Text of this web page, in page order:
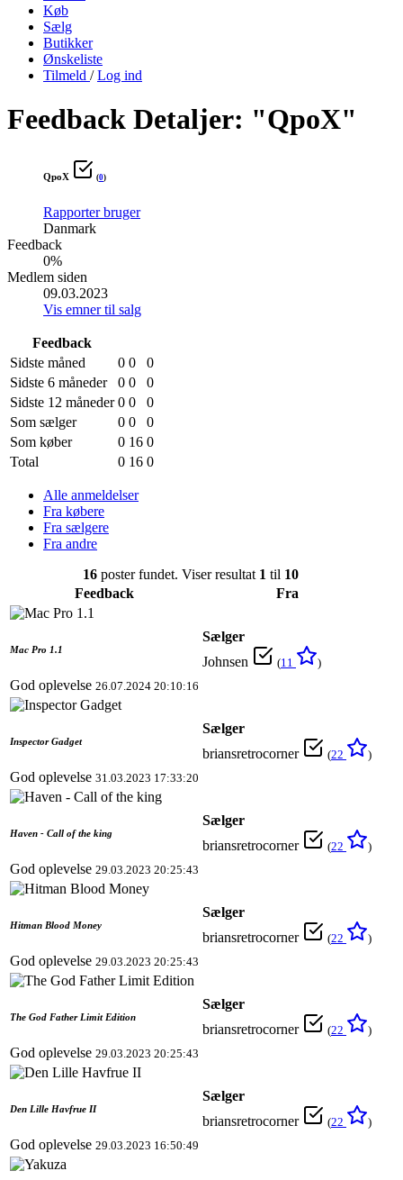
Køb
Sælg
Butikker
Ønskeliste
Tilmeld /Log ind
Feedback Detaljer: "QpoX"
QpoX (0)
Rapporter bruger
Danmark
Feedback
0%
Medlem siden
09.03.2023
Vis emner til salg
Feedback
Sidste måned
0 0
0
Sidste 6 måneder
0 0
0
Sidste 12 måneder 0 0
0
Som sælger
0 0
0
Som køber
0 16 0
Total
0 16 0
Alle anmeldelser
Fra købere
Fra sælgere
Fra andre
16 poster fundet. Viser resultat 1 til 10
Feedback
Fra
Mac Pro 1.1
God oplevelse 26.07.2024 20:10:16
Sælger
Johnsen
(11 )
Inspector Gadget
God oplevelse 31.03.2023 17:33:20
Sælger
briansretrocorner
(22 )
Haven - Call of the king
God oplevelse 29.03.2023 20:25:43
Sælger
briansretrocorner
(22 )
Hitman Blood Money
God oplevelse 29.03.2023 20:25:43
Sælger
briansretrocorner
(22 )
The God Father Limit Edition
God oplevelse 29.03.2023 20:25:43
Sælger
briansretrocorner
(22 )
Den Lille Havfrue II
God oplevelse 29.03.2023 16:50:49
Sælger
briansretrocorner
(22 )